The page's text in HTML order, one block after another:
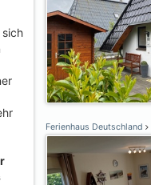
sich
Ferienhaus Deutschland